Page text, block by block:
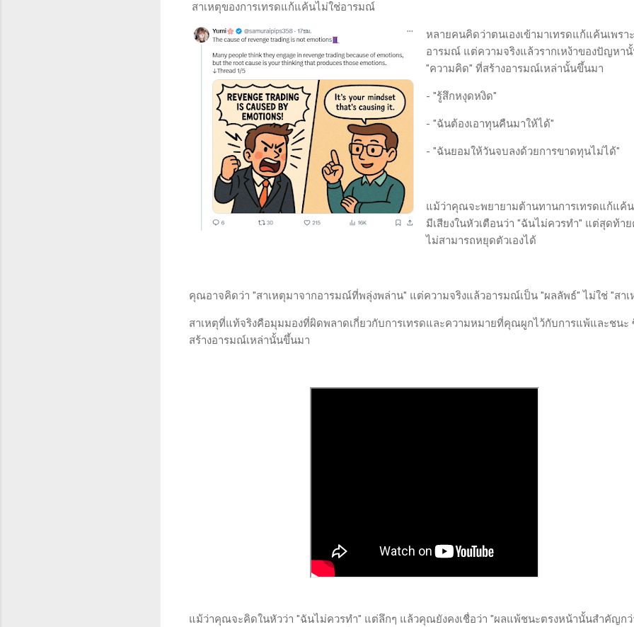
สาเหตุของการเทรดแก้แค้นไม่ใช่อารมณ์
หลายคนคิดว่าตนเองเข้ามาเทรดแก้แค้นเพราะ
อารมณ์ แต่ความจริงแล้วรากเหง้าของปัญหา
"ความคิด" ที่สร้างอารมณ์เหล่านั้นขึ้นมา
- "รู้สึกหงุดหงิด"
- "ฉันต้องเอาทุนคืนมาให้ได้"
- "ฉันยอมให้วันจบลงด้วยการขาดทุนไม่ได้"
แม้ว่าคุณจะพยายามต้านทานการเทรดแก้แค้
มีเสียงในหัวเตือนว่า "ฉันไม่ควรทำ" แต่สุดท้า
ไม่สามารถหยุดตัวเองได้
คุณอาจคิดว่า "สาเหตุมาจากอารมณ์ที่พลุ่งพล่าน" แต่ความจริงแล้วอารมณ์เป็น "ผลลัพธ์" ไม่ใช่ "สาเ
สาเหตุที่แท้จริงคือมุมมองที่ผิดพลาดเกี่ยวกับการเทรดและความหมายที่คุณผูกไว้กับการแพ้และชนะ
สร้างอารมณ์เหล่านั้นขึ้นมา
แม้ว่าคุณจะคิดในหัวว่า "ฉันไม่ควรทำ" แต่ลึกๆ แล้วคุณยังคงเชื่อว่า "ผลแพ้ชนะตรงหน้านั้นสำคัญกว่